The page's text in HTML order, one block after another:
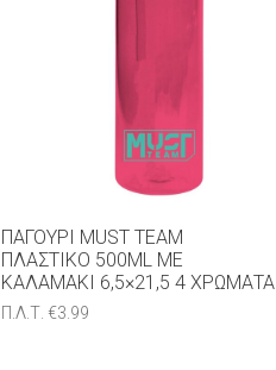
ΠΑΓΟΎΡΙ MUST TEAM
ΠΛΑΣΤΙΚΌ 500ML ΜΕ
ΚΑΛΑΜΆΚΙ 6,5×21,5 4 ΧΡΏΜΑΤΑ
Π.Λ.Τ. €3.99